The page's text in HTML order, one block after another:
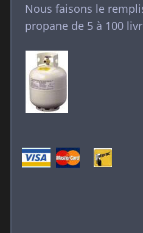
Nous faisons le
propane de 5 à 100